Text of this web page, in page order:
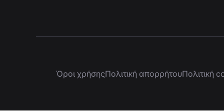
Όροι χρήσηςΠολιτική απορρήτουΠολιτική